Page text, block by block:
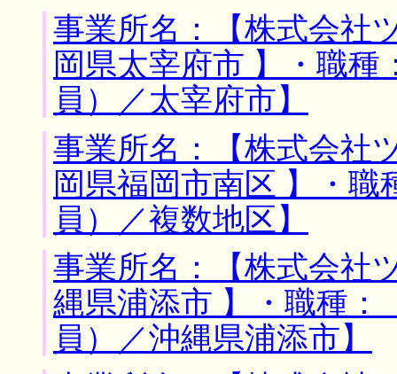
事業所名：【株式会
岡県太宰府市 】・職
員）／太宰府市】
事業所名：【株式会
岡県福岡市南区 】・
員）／複数地区】
事業所名：【株式会
縄県浦添市 】・職種
員）／沖縄県浦添市】